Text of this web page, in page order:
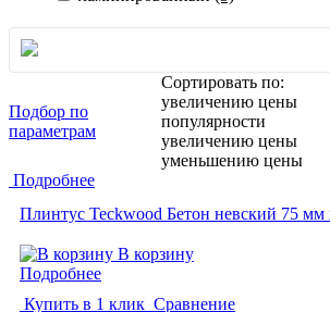
Подбор по
параметрам
Сортировать по:
увеличению цены
популярности
увеличению цены
уменьшению цены
Подробнее
Плинтус Teckwood Бетон невский 75
В корзину
Подробнее
Купить в 1 клик Сравнение